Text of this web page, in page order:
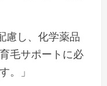
慮し、化学薬品
毛サポートに必
。」